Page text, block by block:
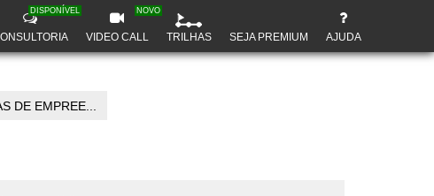
DISPONÍVEL
VIDEO CALL
NOVO
TRILHAS SEJA PREMIUM AJUDA
DE EMPREE...